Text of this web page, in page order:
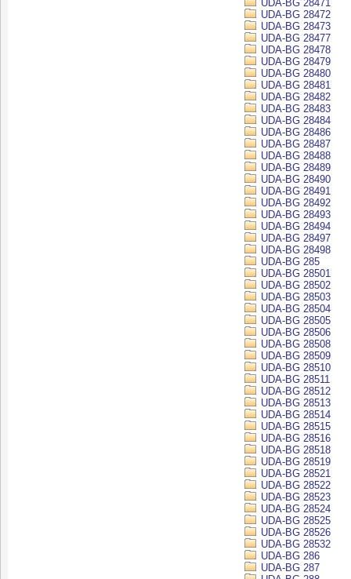
UDA-BG 28471
UDA-BG 28472
UDA-BG 28473
UDA-BG 28477
UDA-BG 28478
UDA-BG 28479
UDA-BG 28480
UDA-BG 28481
UDA-BG 28482
UDA-BG 28483
UDA-BG 28484
UDA-BG 28486
UDA-BG 28487
UDA-BG 28488
UDA-BG 28489
UDA-BG 28490
UDA-BG 28491
UDA-BG 28492
UDA-BG 28493
UDA-BG 28494
UDA-BG 28497
UDA-BG 28498
UDA-BG 285
UDA-BG 28501
UDA-BG 28502
UDA-BG 28503
UDA-BG 28504
UDA-BG 28505
UDA-BG 28506
UDA-BG 28508
UDA-BG 28509
UDA-BG 28510
UDA-BG 28511
UDA-BG 28512
UDA-BG 28513
UDA-BG 28514
UDA-BG 28515
UDA-BG 28516
UDA-BG 28518
UDA-BG 28519
UDA-BG 28521
UDA-BG 28522
UDA-BG 28523
UDA-BG 28524
UDA-BG 28525
UDA-BG 28526
UDA-BG 28532
UDA-BG 286
UDA-BG 287